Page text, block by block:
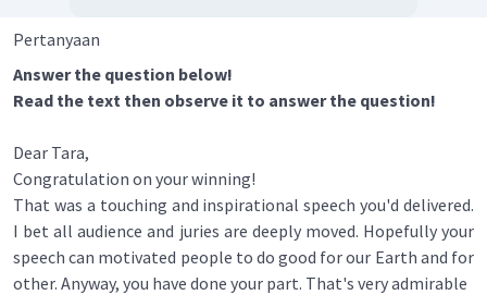
Pertanyaan
Answer the question below!
Read the text then observe it to answer the question!
Dear Tara,
Congratulation on your winning!
That was a touching and inspirational speech you'd delivered.
I bet all audience and juries are deeply moved. Hopefully your
speech can motivated people to do good for our Earth and for
other. Anyway, you have done your part. That's very admirable